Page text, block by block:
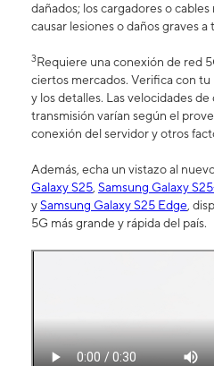
dañados; los cargadores o
causar lesiones o daños graves a
3Requiere una conexión de red
ciertos mercados. Verifica con
y los detalles. Las velocidades de
transmisión varían según el
conexión del servidor y otros
Además, echa un vistazo al
Galaxy S25, Samsung Galaxy
ySamsung Galaxy S25 Edge,
5G más grande y rápida del país.